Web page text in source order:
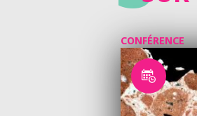
CONFÉRENCE